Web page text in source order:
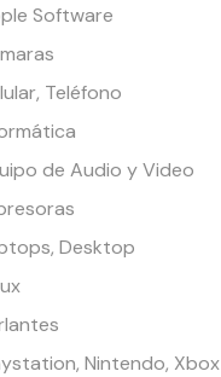
Software
Teléfono
de Audio y Video
Desktop
Nintendo, Xbox